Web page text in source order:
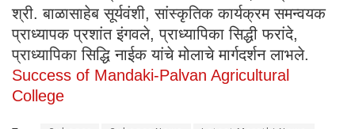
श्री. बाळासाहेब सूर्यवंशी, सांस्कृतिक कार्यक्रम समन्वयक
प्राध्यापक प्रशांत इंगवले, प्राध्यापिका सिद्धी फरांदे,
प्राध्यापिका सिद्धि नाईक यांचे मोलाचे मार्गदर्शन लाभले.
Success of Mandaki-Palvan Agricultural
College